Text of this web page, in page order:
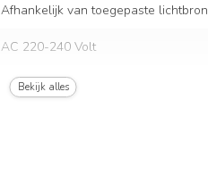
Afhankelijk van toegepaste lichtbron
AC 220-240 Volt
50/60 Hz
Bekijk alles